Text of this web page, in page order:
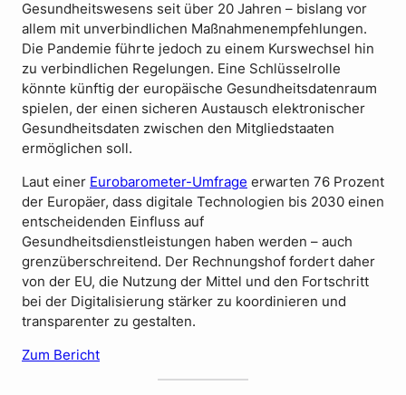
Gesundheitswesens seit über 20 Jahren – bislang vor
allem mit unverbindlichen Maßnahmenempfehlungen.
Die Pandemie führte jedoch zu einem Kurswechsel hin
zu verbindlichen Regelungen. Eine Schlüsselrolle
könnte künftig der europäische Gesundheitsdatenraum
spielen, der einen sicheren Austausch elektronischer
Gesundheitsdaten zwischen den Mitgliedstaaten
ermöglichen soll.
Laut einer Eurobarometer-Umfrage erwarten 76 Prozent
der Europäer, dass digitale Technologien bis 2030 einen
entscheidenden Einfluss auf
Gesundheitsdienstleistungen haben werden – auch
grenzüberschreitend. Der Rechnungshof fordert daher
von der EU, die Nutzung der Mittel und den Fortschritt
bei der Digitalisierung stärker zu koordinieren und
transparenter zu gestalten.
Zum Bericht